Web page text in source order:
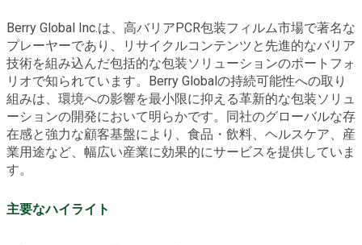
Berry Global Inc.は、高バリアPCR包装フィルム市場で著名な
プレーヤーであり、リサイクルコンテンツと先進的なバリア
技術を組み込んだ包括的な包装ソリューションのポートフォ
リオで知られています。Berry Globalの持続可能性への取り
組みは、環境への影響を最小限に抑える革新的な包装ソリュ
ーションの開発において明らかです。同社のグローバルな存
在感と強力な顧客基盤により、食品・飲料、ヘルスケア、産
業用途など、幅広い産業に効果的にサービスを提供していま
す。
主要なハイライト